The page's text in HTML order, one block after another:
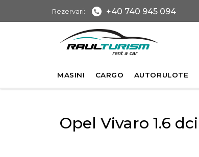
Rezervari: +40 740 945 094
MASINI CARGO AUTORULOTE
Opel Vivaro 1.6 dci